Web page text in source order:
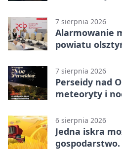
7 sierpnia 2026
Alarmowanie
powiatu
7 sierpnia 2026
Perseidy nad
meteoryty i
6 sierpnia 2026
Jedna iskra